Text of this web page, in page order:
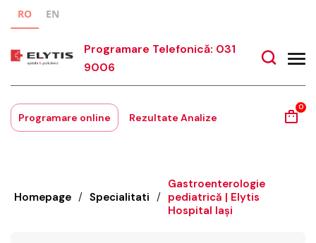
RO EN
Programare Telefonică: 031
9006
Programare online Rezultate Analize
0
Homepage / Specialitati /
Gastroenterologie
pediatrică | Elytis
Hospital Iași